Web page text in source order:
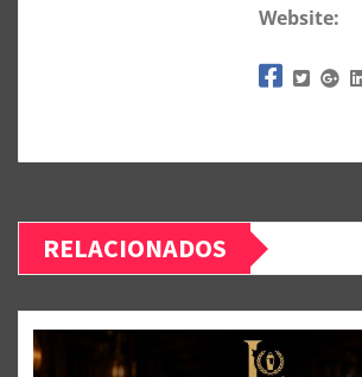
Website:
RELACIONADOS